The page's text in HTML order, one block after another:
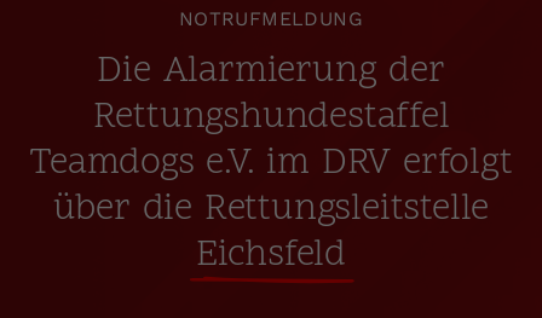
NOTRUFMELDUNG
Die Alarmierung der
Rettungshundestaffel
Teamdogs e.V. im DRV erfolgt
über die Rettungsleitstelle
Eichsfeld